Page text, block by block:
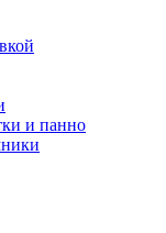
и панно